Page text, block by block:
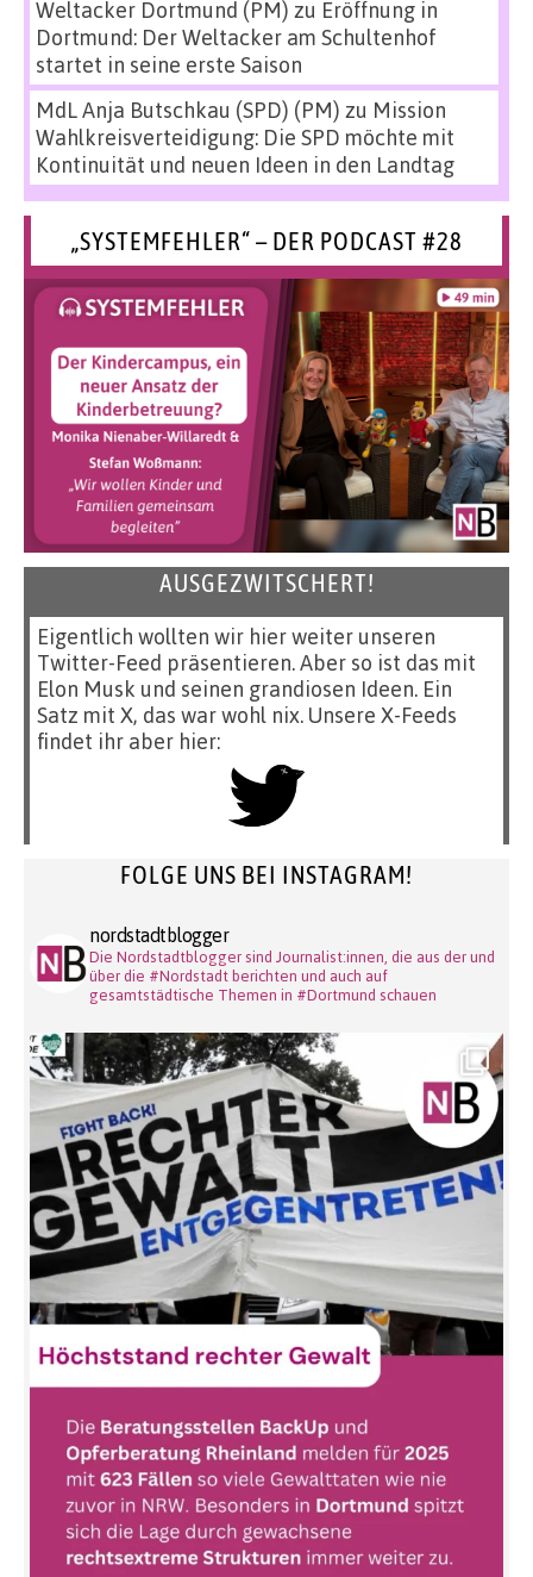
Weltacker Dortmund (PM) zu Eröffnung in
Dortmund: Der Weltacker am Schultenhof
startet in seine erste Saison
MdL Anja Butschkau (SPD) (PM) zu Mission
Wahlkreisverteidigung: Die SPD möchte mit
Kontinuität und neuen Ideen in den Landtag
„SYSTEMFEHLER“ – DER PODCAST #28
AUSGEZWITSCHERT!
Eigentlich wollten wir hier weiter unseren
Twitter-Feed präsentieren. Aber so ist das mit
Elon Musk und seinen grandiosen Ideen. Ein
Satz mit X, das war wohl nix. Unsere X-Feeds
findet ihr aber hier:
FOLGE UNS BEI INSTAGRAM!
nordstadtblogger
Die Nordstadtblogger sind Journalist:innen, die aus der und
über die #Nordstadt berichten und auch auf
gesamtstädtische Themen in #Dortmund schauen